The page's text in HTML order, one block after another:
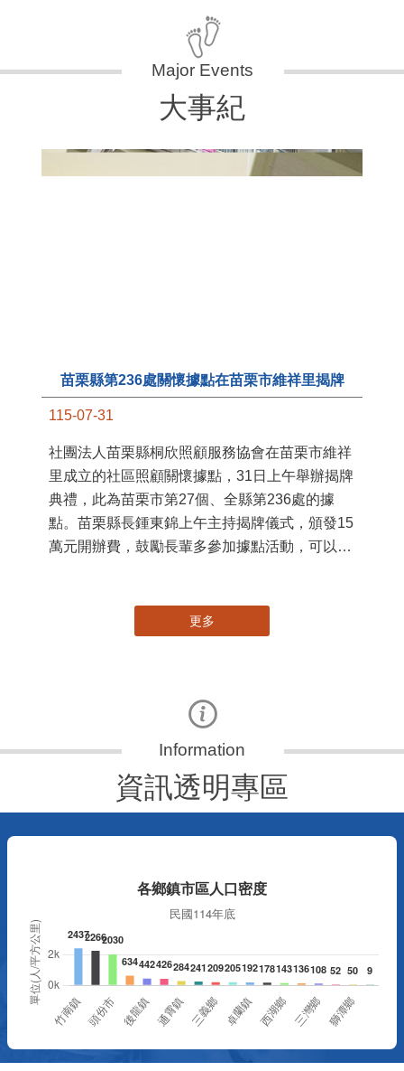
大事紀
苗栗縣第236處關懷據點在苗栗市維祥里揭牌
115-07-31
社團法人苗栗縣桐欣照顧服務協會在苗栗市維祥
里成立的社區照顧關懷據點，31日上午舉辦揭牌
典禮，此為苗栗市第27個、全縣第236處的據
點。苗栗縣長鍾東錦上午主持揭牌儀式，頒發15
萬元開辦費，鼓勵長輩多參加據點活動，可以更
更多
資訊透明專區